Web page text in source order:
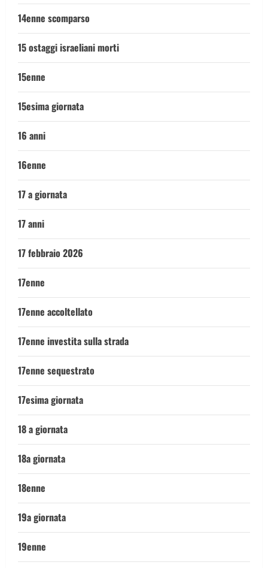
14enne scomparso
15 ostaggi israeliani morti
15enne
15esima giornata
16 anni
16enne
17 a giornata
17 anni
17 febbraio 2026
17enne
17enne accoltellato
17enne investita sulla strada
17enne sequestrato
17esima giornata
18 a giornata
18a giornata
18enne
19a giornata
19enne